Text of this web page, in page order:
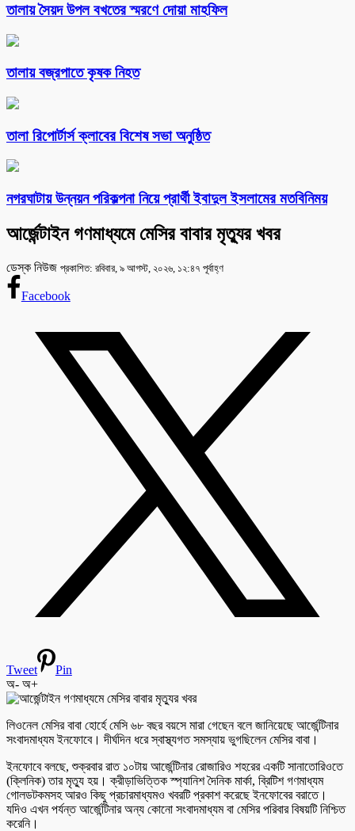
তালায় সৈয়দ উপল বখতের স্মরণে দোয়া মাহফিল
তালায় বজ্রপাতে কৃষক নিহত
‎তালা রিপোর্টার্স ক্লাবের বিশেষ সভা অনুষ্ঠিত
নগরঘাটায় উন্নয়ন পরিকল্পনা নিয়ে প্রার্থী ইবাদুল ইসলামের মতবিনিময়
আর্জেন্টাইন গণমাধ্যমে মেসির বাবার মৃত্যুর খবর
ডেস্ক নিউজ প্রকাশিত: রবিবার, ৯ আগস্ট, ২০২৬, ১২:৪৭ পূর্বাহ্ণ
Facebook
Tweet
Pin
অ- অ+
লিওনেল মেসির বাবা হোর্হে মেসি ৬৮ বছর বয়সে মারা গেছেন বলে জানিয়েছে আর্জেন্টিনার
সংবাদমাধ্যম ইনফোবে। দীর্ঘদিন ধরে স্বাস্থ্যগত সমস্যায় ভুগছিলেন মেসির বাবা।
ইনফোবে বলছে, শুক্রবার রাত ১০টায় আর্জেন্টিনার রোজারিও শহরের একটি সানাতোরিওতে
(ক্লিনিক) তার মৃত্যু হয়। ক্রীড়াভিত্তিক স্প্যানিশ দৈনিক মার্কা, ব্রিটিশ গণমাধ্যম
গোলডটকমসহ আরও কিছু প্রচারমাধ্যমও খবরটি প্রকাশ করেছে ইনফোবের বরাতে।
যদিও এখন পর্যন্ত আর্জেন্টিনার অন্য কোনো সংবাদমাধ্যম বা মেসির পরিবার বিষয়টি নিশ্চিত
করেনি।